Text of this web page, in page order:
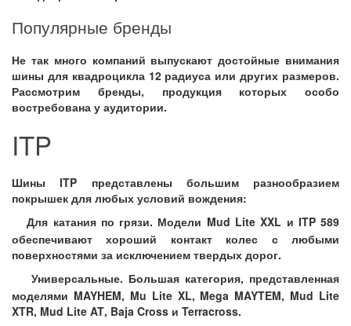
Популярные бренды
Не так много компаний выпускают достойные внимания
шины для квадроцикла 12радиуса или других размеров.
Рассмотрим бренды, продукция которых особо
востребована у аудитории.
ITP
ШиныITP
представлены большим разнообразием
покрышек для любых условий вождения:
Для катания по грязи. Модели Mud Lite XXL и ITP589
обеспечивают хороший контакт колес с любыми
поверхностями за исключением твердых дорог.
Универсальные. Большая категория, представленная
моделями MAYHEM, Mu Lite XL, Mega MAYTEM, Mud Lite
XTR, Mud Lite AT, Baja Cross и Terracross.